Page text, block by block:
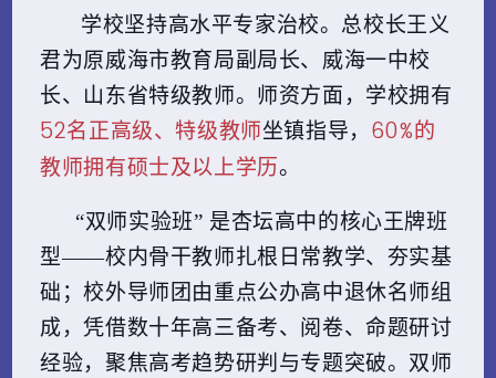
学校坚持高水平专家治校。总校长王义
君为原威海市教育局副局长、威海一中校
长、山东省特级教师。师资方面，学校拥有
52名正高级、特级教师坐镇指导， 60%的
教师拥有硕士及以上学历。
“双师实验班” 是杏坛高中的核心王牌班
型——校内骨干教师扎根日常教学、夯实基
础；校外导师团由重点公办高中退休名师组
成，凭借数十年高三备考、阅卷、命题研讨
经验，聚焦高考趋势研判与专题突破。双师